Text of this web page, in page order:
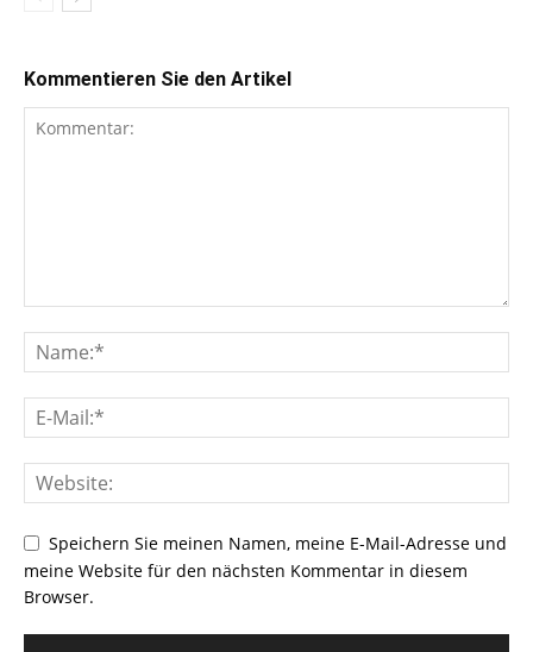
Kommentieren Sie den Artikel
Speichern Sie meinen Namen, meine E-Mail-Adresse und
meine Website für den nächsten Kommentar in diesem
Browser.